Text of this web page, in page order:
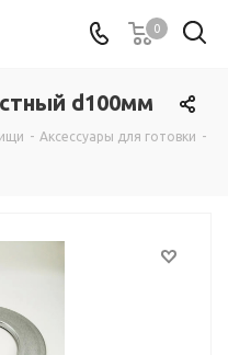
0
d100мм
- Аксессуары для готовки -